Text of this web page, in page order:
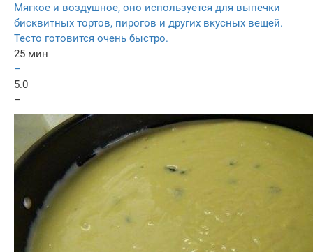
Мягкое и воздушное, оно используется для выпечки
бисквитных тортов, пирогов и других вкусных вещей.
Тесто готовится очень быстро.
25 мин
–
5.0
–